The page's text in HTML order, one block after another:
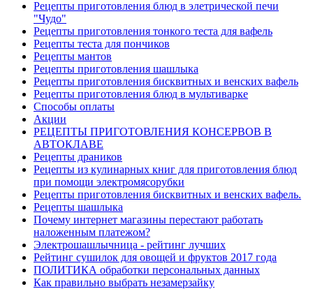
Рецепты приготовления блюд в элетрической печи
"Чудо"
Рецепты приготовления тонкого теста для вафель
Рецепты теста для пончиков
Рецепты мантов
Рецепты приготовления шашлыка
Рецепты приготовления бисквитных и венских вафель
Рецепты приготовления блюд в мультиварке
Способы оплаты
Акции
РЕЦЕПТЫ ПРИГОТОВЛЕНИЯ КОНСЕРВОВ В
АВТОКЛАВЕ
Рецепты драников
Рецепты из кулинарных книг для приготовления блюд
при помощи электромясорубки
Рецепты приготовления бисквитных и венских вафель.
Рецепты шашлыка
Почему интернет магазины перестают работать
наложенным платежом?
Электрошашлычница - рейтинг лучших
Рейтинг сушилок для овощей и фруктов 2017 года
ПОЛИТИКА обработки персональных данных
Как правильно выбрать незамерзайку